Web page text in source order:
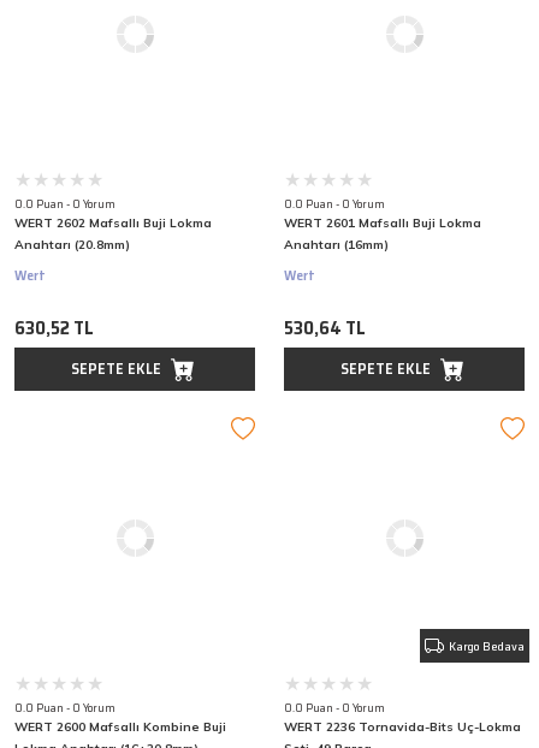
0.0 Puan - 0 Yorum
WERT 2602 Mafsallı Buji Lokma
Anahtarı (20.8mm)
Wert
630,52 TL
SEPETE EKLE
0.0 Puan - 0 Yorum
WERT 2601 Mafsallı Buji Lokma
Anahtarı (16mm)
Wert
530,64 TL
SEPETE EKLE
0.0 Puan - 0 Yorum
WERT 2600 Mafsallı Kombine Buji
Kargo Bedava
0.0 Puan - 0 Yorum
WERT 2236 Tornavida-Bits Uç-Lokma